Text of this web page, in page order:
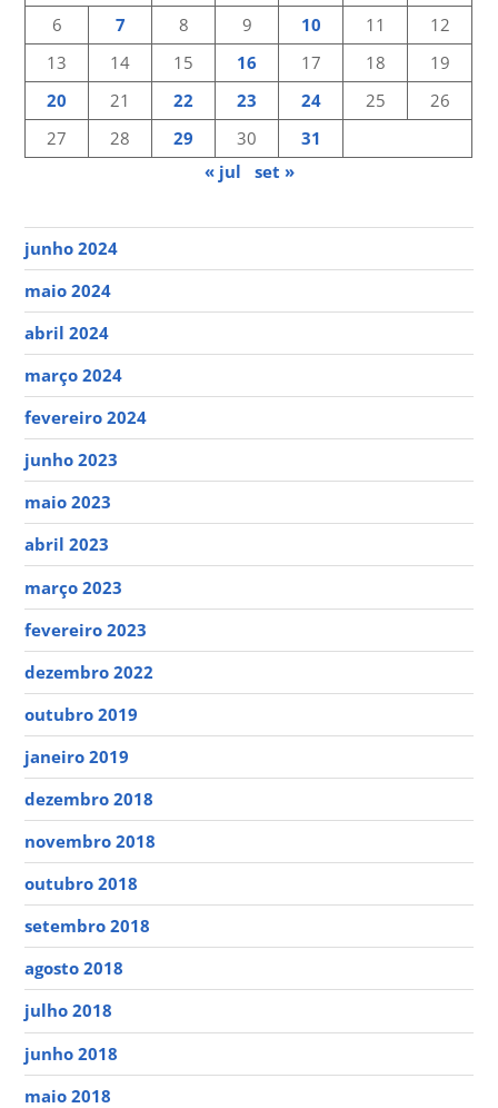
6 7 8 9 10 11
12
13
14 15 16 17 18
19
20
21 22 23 24 25
26
27
28 29 30
31
« jul
set »
junho 2024
maio 2024
abril 2024
março 2024
fevereiro 2024
junho 2023
maio 2023
abril 2023
março 2023
fevereiro 2023
dezembro 2022
outubro 2019
janeiro 2019
dezembro 2018
novembro 2018
outubro 2018
setembro 2018
agosto 2018
julho 2018
junho 2018
maio 2018